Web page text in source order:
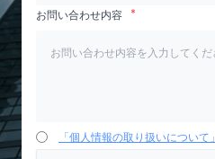
お問い合わせ内容
「個人情報の取り扱いについて」